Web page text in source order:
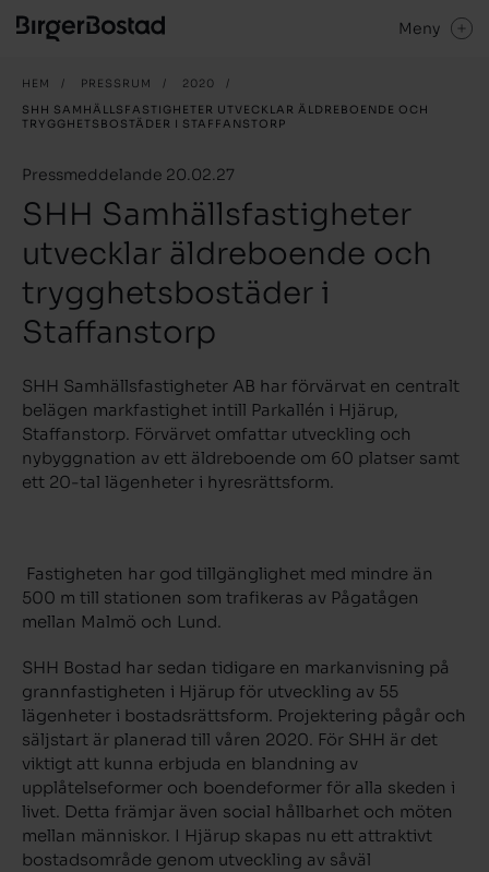
Meny
HEM / PRESSRUM / 2020
/
SHH SAMHÄLLSFASTIGHETER UTVECKLAR ÄLDREBOENDE OCH
TRYGGHETSBOSTÄDER I STAFFANSTORP
Pressmeddelande 20.02.27
SHH Samhällsfastigheter
utvecklar äldreboende och
trygghetsbostäder i
Staffanstorp
SHH Samhällsfastigheter AB har förvärvat en centralt
belägen markfastighet intill Parkallén i Hjärup,
Staffanstorp. Förvärvet omfattar utveckling och
nybyggnation av ett äldreboende om 60 platser samt
ett 20-tal lägenheter i hyresrättsform.
Fastigheten har god tillgänglighet med mindre än
500 m till stationen som trafikeras av Pågatågen
mellan Malmö och Lund.
SHH Bostad har sedan tidigare en markanvisning på
grannfastigheten i Hjärup för utveckling av 55
lägenheter i bostadsrättsform. Projektering pågår och
säljstart är planerad till våren 2020. För SHH är det
viktigt att kunna erbjuda en blandning av
upplåtelseformer och boendeformer för alla skeden i
livet. Detta främjar även social hållbarhet och möten
mellan människor. I Hjärup skapas nu ett attraktivt
bostadsområde genom utveckling av såväl